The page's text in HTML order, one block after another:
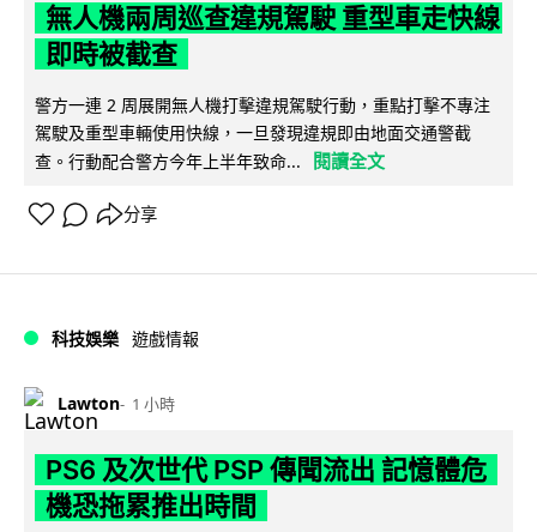
無人機兩周巡查違規駕駛 重型車走快線
即時被截查
警方一連 2 周展開無人機打擊違規駕駛行動，重點打擊不專注
駕駛及重型車輛使用快線，一旦發現違規即由地面交通警截
查。行動配合警方今年上半年致命...
閱讀全文
分享
科技娛樂 遊戲情報
Lawton 1 小時
PS6 及次世代 PSP 傳聞流出 記憶體危
機恐拖累推出時間